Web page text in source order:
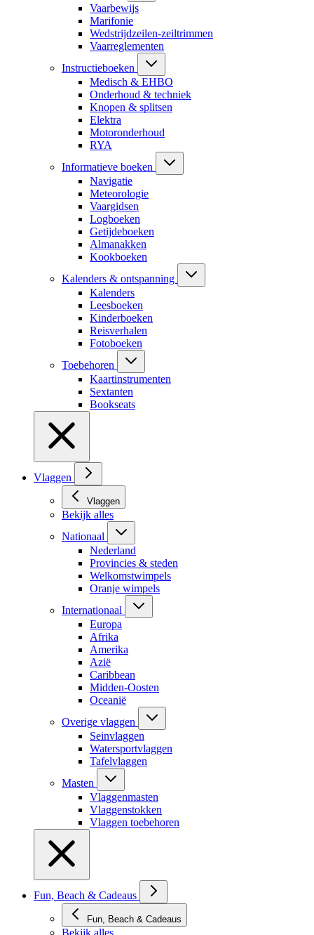
Vaarbewijs
Marifonie
Wedstrijdzeilen-zeiltrimmen
Vaarreglementen
Instructieboeken
Medisch & EHBO
Onderhoud & techniek
Knopen & splitsen
Elektra
Motoronderhoud
RYA
Informatieve boeken
Navigatie
Meteorologie
Vaargidsen
Logboeken
Getijdeboeken
Almanakken
Kookboeken
Kalenders & ontspanning
Kalenders
Leesboeken
Kinderboeken
Reisverhalen
Fotoboeken
Toebehoren
Kaartinstrumenten
Sextanten
Bookseats
Vlaggen
Vlaggen
Bekijk alles
Nationaal
Nederland
Provincies & steden
Welkomstwimpels
Oranje wimpels
Internationaal
Europa
Afrika
Amerika
Azië
Caribbean
Midden-Oosten
Oceanië
Overige vlaggen
Seinvlaggen
Watersportvlaggen
Tafelvlaggen
Masten
Vlaggenmasten
Vlaggenstokken
Vlaggen toebehoren
Fun, Beach & Cadeaus
Fun, Beach & Cadeaus
Bekijk alles